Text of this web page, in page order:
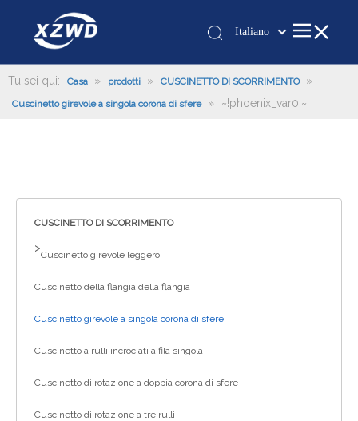
Italiano
românesc
Türk dili
Deutsch
Tu sei qui: Casa » prodotti » CUSCINETTO DI SCORRIMENTO »
Cuscinetto girevole a singola corona di sfere » ~!phoenix_var0!~
CUSCINETTO DI SCORRIMENTO
>
Cuscinetto girevole leggero
Cuscinetto della flangia della flangia
Cuscinetto girevole a singola corona di sfere
Cuscinetto a rulli incrociati a fila singola
Cuscinetto di rotazione a doppia corona di sfere
Cuscinetto di rotazione a tre rulli